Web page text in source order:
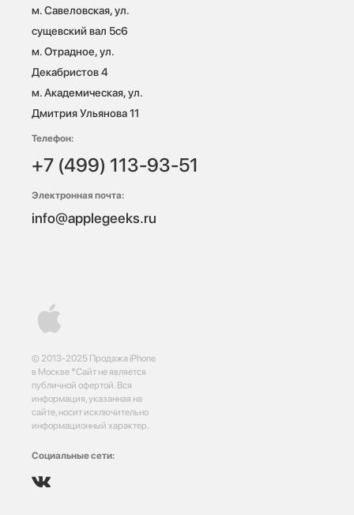
© 2013-2025 Продажа iPhone
в Москве *Сайт не является
публичной офертой. Вся
информация, указанная на
сайте, носит исключительно
информационный характер.
Социальные сети:
м. Савеловская, ул.
сущевский вал 5с6
м. Отрадное, ул.
Декабристов 4
м. Академическая, ул.
Дмитрия Ульянова 11
Телефон:
+7 (499) 113-93-51
Электронная почта:
info@applegeeks.ru